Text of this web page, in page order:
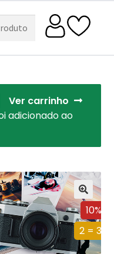
Ver carrinho
adicionado ao
10%
2 = 3